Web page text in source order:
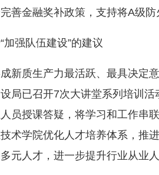
善金融奖补政策，支持将A级
强队伍建设”的建议
质生产力最活跃、最具决定意
局已召开7次大讲堂系列培训
员授课答疑，将学习和工作串
术学院优化人才培养体系，推
元人才，进一步提升行业从业